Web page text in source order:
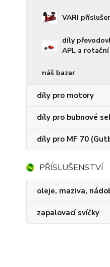
VARI
díly
APL a
náš bazar
díly pro motory
díly pro bubnové
díly pro MF 70
PŘÍSLUŠENSTVÍ
oleje, maziva,
zapalovací svíčky